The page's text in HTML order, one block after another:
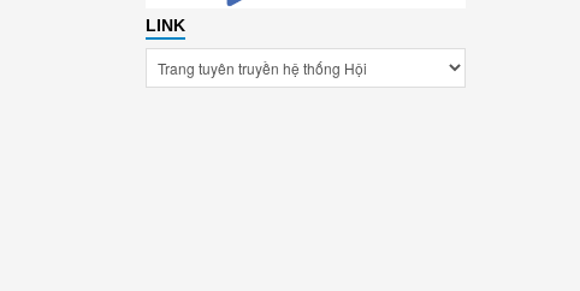
LINK